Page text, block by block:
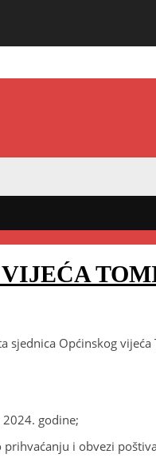
sjednica Općinskog vijeća
godine;
i obvezi